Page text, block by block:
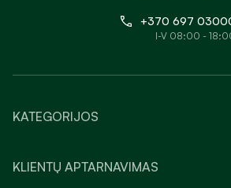
+370 697
I-V 08:00 -
KATEGORIJOS
KLIENTŲ APTARNAVIMAS